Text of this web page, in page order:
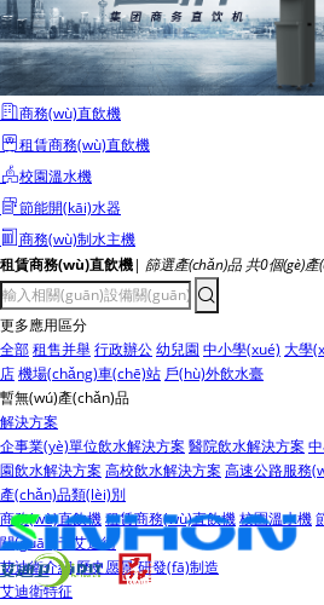
商務(wù)直飲機
租賃商務(wù)直飲機
校園溫水機
節能開(kāi)水器
商務(wù)制水主機
租賃商務(wù)直飲機| 篩選產(chǎn)品 共0個(gè)
更多應用區分
全部租售并舉 行政辦公幼兒園 中小學(xué) 大學
店機場(chǎng)車(chē)站 戶(hù)外飲水臺
暫無(wú)產(chǎn)品
解決方案
企事業(yè)單位飲水解決方案 醫院飲水解決方案
園飲水解決方案 高校飲水解決方案 高速公路服務
產(chǎn)品類(lèi)別
商務(wù)直飲機租賃商務(wù)直飲機校園溫水機
關(guān)于艾迪衛
艾迪衛介紹歷史愿景研發(fā)制造
艾迪衛特征